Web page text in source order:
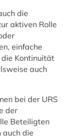
die
aktiven Rolle
einfache
Kontinuität
auch
bei der URS
der
Beteiligten
auch die